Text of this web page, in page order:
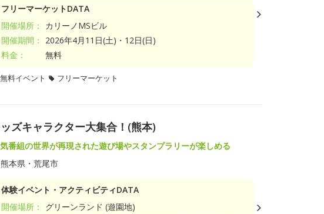
フリーマーケットDATA
開催場所：
カリーノMSビル
開催期間：
2026年4月11日(土)・12日(日)
料金：
無料
無料イベント フリーマーケット
ズキャラクター大集合！(熊本)
番組の世界が再現された遊び場やスタンプラリーが楽しめる
熊本県・荒尾市
体験イベント・アクティビティDATA
開催場所：
グリーンランド (遊園地)